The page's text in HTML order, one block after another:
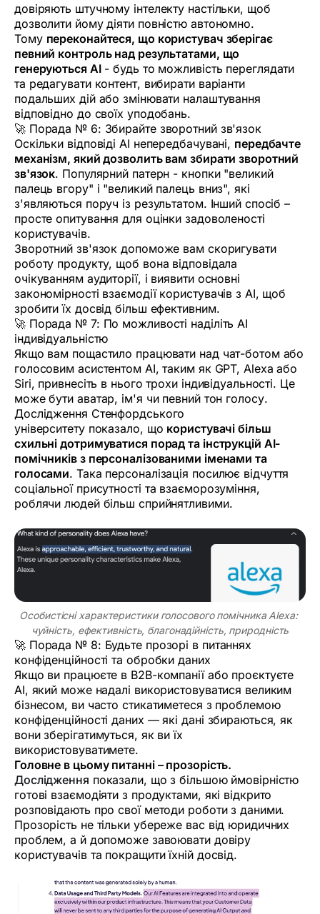
довіряють штучному інтелекту настільки, щоб
дозволити йому діяти повністю автономно.
Тому переконайтеся, що користувач зберігає
певний контроль над результатами, що
генеруються AI- будь то можливість переглядати
та редагувати контент, вибирати варіанти
подальших дій або змінювати налаштування
відповідно до своїх уподобань.
🚀 Порада № 6: Збирайте зворотний зв'язок
Оскільки відповіді AI непередбачувані, передбачте
механізм, який дозволить вам збирати зворотний
зв'язок. Популярний патерн - кнопки "великий
палець вгору" і "великий палець вниз", які
з'являються поруч із результатом. Інший спосіб –
просте опитування для оцінки задоволеності
користувачів.
Зворотний зв'язок допоможе вам скоригувати
роботу продукту, щоб вона відповідала
очікуванням аудиторії, і виявити основні
закономірності взаємодії користувачів з AI, щоб
зробити їх досвід більш ефективним.
🚀 Порада № 7: По можливості наділіть AI
індивідуальністю
Якщо вам пощастило працювати над чат-ботом або
голосовим асистентом AI, таким як GPT, Alexa або
Siri, привнесіть в нього трохи індивідуальності. Це
може бути аватар, ім'я чи певний тон голосу.
Дослідження Стенфордського
університету показало, що користувачі більш
схильні дотримуватися порад та інструкцій AI-
помічників з персоналізованими іменами та
голосами. Така персоналізація посилює відчуття
соціальної присутності та взаєморозуміння,
роблячи людей більш сприйнятливими.
Особистісні характеристики голосового помічника Alexa:
чуйність, ефективність, благонадійність, природність
🚀 Порада № 8: Будьте прозорі в питаннях
конфіденційності та обробки даних
Якщо ви працюєте в B2B-компанії або проєктуєте
AI, який може надалі використовуватися великим
бізнесом, ви часто стикатиметеся з проблемою
конфіденційності даних — які дані збираються, як
вони зберігатимуться, як ви їх
використовуватимете.
Головне в цьому питанні – прозорість.
Дослідження показали, що з більшою ймовірністю
готові взаємодіяти з продуктами, які відкрито
розповідають про свої методи роботи з даними.
Прозорість не тільки убереже вас від юридичних
проблем, а й допоможе завоювати довіру
користувачів та покращити їхній досвід.